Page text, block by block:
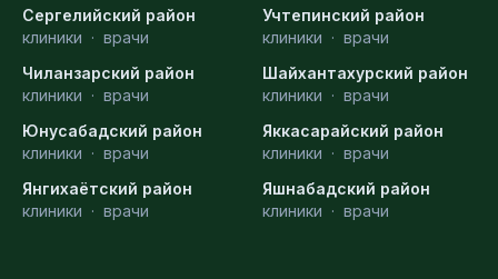
Сергелийский район
клиники · врачи
Учтепинский район
клиники · врачи
Чиланзарский район
клиники · врачи
Шайхантахурский район
клиники · врачи
Юнусабадский район
клиники · врачи
Яккасарайский район
клиники · врачи
Янгихаётский район
клиники · врачи
Яшнабадский район
клиники · врачи